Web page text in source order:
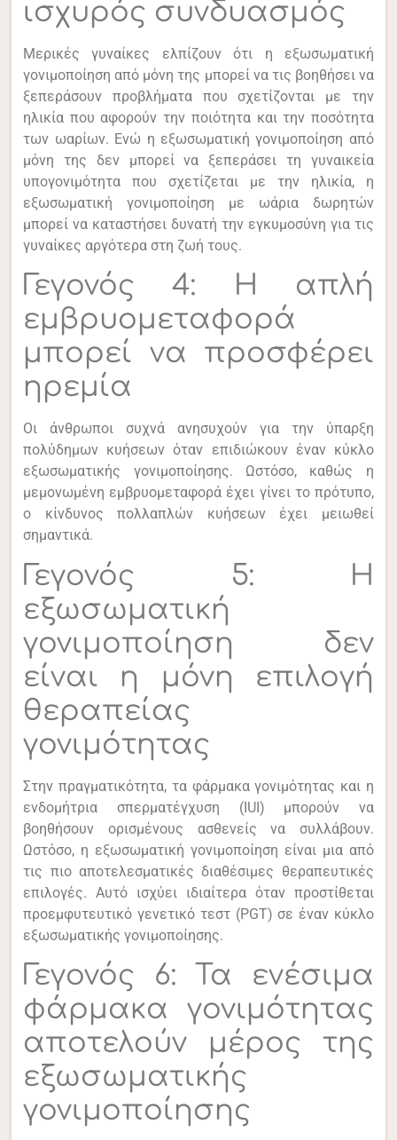
ισχυρός συνδυασμός
Μερικές γυναίκες ελπίζουν ότι η εξωσωματική
γονιμοποίηση από μόνη της μπορεί να τις βοηθήσει να
ξεπεράσουν προβλήματα που σχετίζονται με την
ηλικία που αφορούν την ποιότητα και την ποσότητα
των ωαρίων. Ενώ η εξωσωματική γονιμοποίηση από
μόνη της δεν μπορεί να ξεπεράσει τη γυναικεία
υπογονιμότητα που σχετίζεται με την ηλικία, η
εξωσωματική γονιμοποίηση με ωάρια δωρητών
μπορεί να καταστήσει δυνατή την εγκυμοσύνη για τις
γυναίκες αργότερα στη ζωή τους.
Γεγονός 4: Η απλή
εμβρυομεταφορά
μπορεί να προσφέρει
ηρεμία
Οι άνθρωποι συχνά ανησυχούν για την ύπαρξη
πολύδημων κυήσεων όταν επιδιώκουν έναν κύκλο
εξωσωματικής γονιμοποίησης. Ωστόσο, καθώς η
μεμονωμένη εμβρυομεταφορά έχει γίνει το πρότυπο,
ο κίνδυνος πολλαπλών κυήσεων έχει μειωθεί
σημαντικά.
Γεγονός 5: Η
εξωσωματική
γονιμοποίηση δεν
είναι η μόνη επιλογή
θεραπείας
γονιμότητας
Στην πραγματικότητα, τα φάρμακα γονιμότητας και η
ενδομήτρια σπερματέγχυση (IUI) μπορούν να
βοηθήσουν ορισμένους ασθενείς να συλλάβουν.
Ωστόσο, η εξωσωματική γονιμοποίηση είναι μια από
τις πιο αποτελεσματικές διαθέσιμες θεραπευτικές
επιλογές. Αυτό ισχύει ιδιαίτερα όταν προστίθεται
προεμφυτευτικό γενετικό τεστ (PGT) σε έναν κύκλο
εξωσωματικής γονιμοποίησης.
Γεγονός 6: Τα ενέσιμα
φάρμακα γονιμότητας
αποτελούν μέρος της
εξωσωματικής
γονιμοποίησης